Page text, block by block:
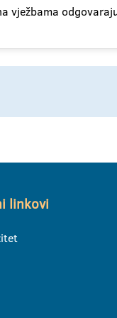
vježbama
linkovi